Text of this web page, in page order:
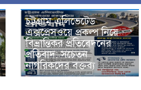
চট্টগ্রাম এলিভেটেড
এক্সপ্রেসওয়ে প্রকল্প নিয়ে
বিভ্রান্তিকর প্রতিবেদনের
প্রতিবাদ: সচেতন
নাগরিকদের বক্তব্য